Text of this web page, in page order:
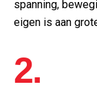
spanning,
eigen is aan
2.